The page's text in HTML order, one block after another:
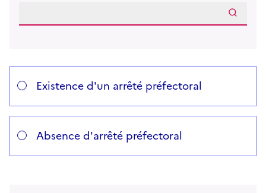
Répondez aux questions successives et les réponses
Vous avez choisi
Existence d'un arrêté préfectoral
Absence d'arrêté préfectoral